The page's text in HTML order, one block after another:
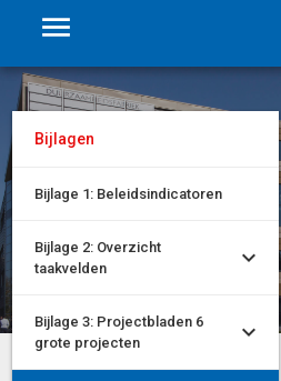
Bijlagen
Bijlage 1: Beleidsindicatoren
Bijlage 2: Overzicht
taakvelden
Bijlage 3: Projectbladen 6
grote projecten